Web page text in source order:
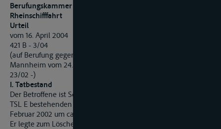
Berufungskammer der Zentralkommission für die
Rheinschifffahrt
Urteil
vom 16. April 2004
421 B - 3/04
(auf Berufung gegen das Urteil des Rheinschifffahrtsgerichts
Mannheim vom 24. Januar 2003 - 51 OWi 801 Js 31127/02 AK
23/02 -)
I. Tatbestand
Der Betroffene ist Schiffsführer des aus dem TMS V und dem
TSL E bestehenden Schubverbandes. Dieser fuhr am 23.
Februar 2002 um ca. 23.30 Uhr in den Ölhafen Karlsruhe ein.
Er legte zum Löschen am Steiger der Firma M an, wobei er